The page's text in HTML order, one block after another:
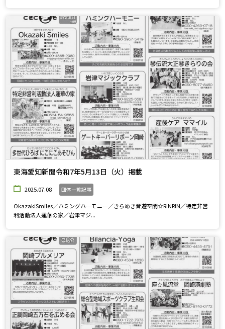
東海愛知新聞令和7年5月13日（火）掲載
2025.07.08 団体一覧記事
OkazakiSmiles／ハミングハーモニー／きらめき音遊空間☆RINRIN／特定非営
利活動法人蓮華の家／岩津マジ...